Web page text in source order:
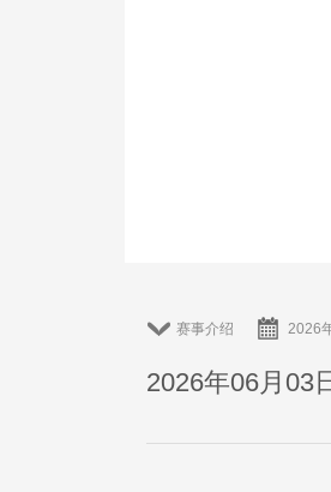
赛事介绍 2026
2026年06月03